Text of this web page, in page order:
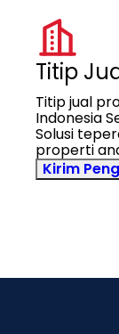
Titip
Titip jual
Indonesia
Solusi
properti
Kirim